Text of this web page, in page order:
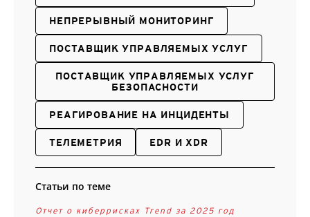
НЕПРЕРЫВНЫЙ МОНИТОРИНГ
ПОСТАВЩИК УПРАВЛЯЕМЫХ УСЛУГ
ПОСТАВЩИК УПРАВЛЯЕМЫХ УСЛУГ
БЕЗОПАСНОСТИ
РЕАГИРОВАНИЕ НА ИНЦИДЕНТЫ
ТЕЛЕМЕТРИЯ EDR И XDR
Статьи по теме
Отчет о киберрисках Trend за 2025 год